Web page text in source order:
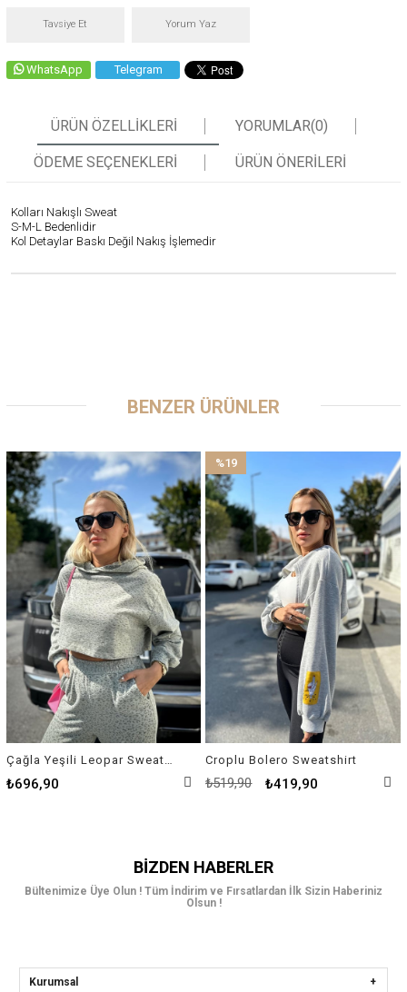
Tavsiye Et Yorum Yaz
WhatsApp Telegram
ÜRÜN ÖZELLIKLERI YORUMLAR(0)
ÖDEME SEÇENEKLERI ÜRÜN ÖNERILERI
Kolları Nakışlı Sweat
S-M-L Bedenlidir
Kol Detaylar Baskı Değil Nakış İşlemedir
BENZER ÜRÜNLER
₺696,90
Croplu Bolero Sweatshirt
₺419,90
₺519,90
%19
İndirim
%19İndirim
BIZDEN HABERLER
Bültenimize Üye Olun ! Tüm İndirim ve Fırsatlardan İlk Sizin Haberiniz
Olsun !
Kurumsal